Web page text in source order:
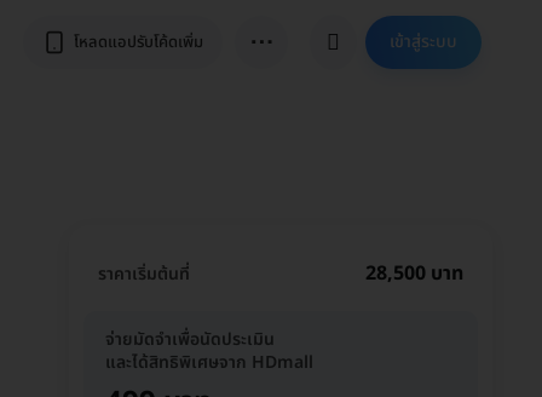
โหลดแอปรับโค้ดเพิ่ม ⋯ เข้าสู่ระบบ
ราคาเริ่มต้นที่ 28,500 บาท
จ่ายมัดจำเพื่อนัดประเมิน
และได้สิทธิพิเศษจาก HDmall